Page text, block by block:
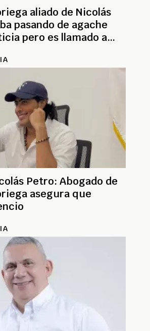
aliado de Nicolás
pasando de agache
pero es llamado a
Petro: Abogado de
asegura que